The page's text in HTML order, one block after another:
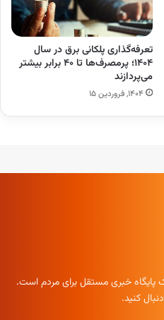
تعرفه‌گذاری پلکانی برق در سال
۱۴۰۴؛ پرمصرف‌ها تا ۴۰ برابر بیشتر
می‌پردازند
۱۴۰۴, فروردین ۱۵
خبری مستقل برای مردم است.
کنید.